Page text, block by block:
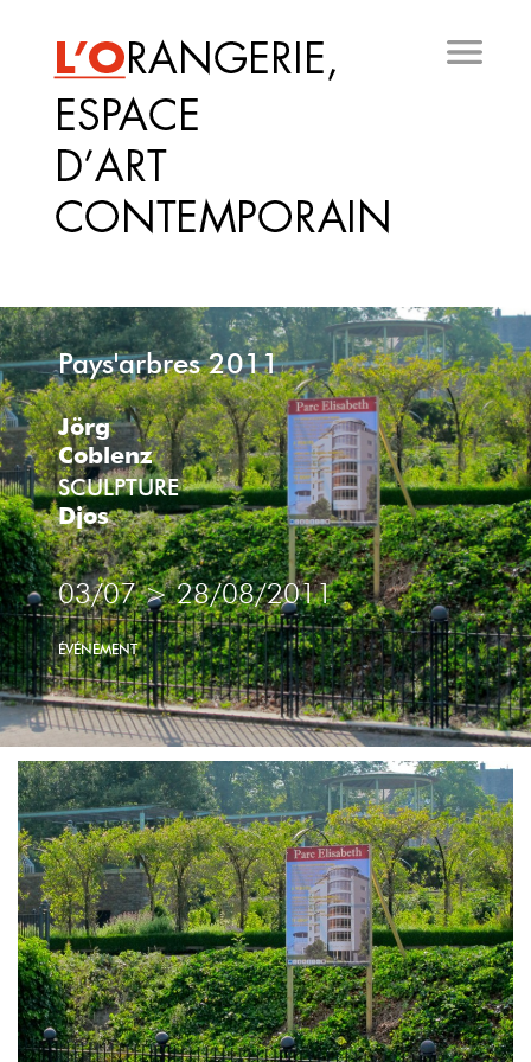
principal
Pays'arbres 2011
Jörg
Coblenz
SCULPTURE
Djos
Janssens
IMPRESSIONS
03/07>28/08/2011
ÉVÉNEMENT